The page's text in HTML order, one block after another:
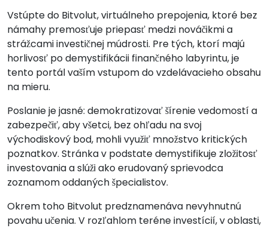
Vstúpte do Bitvolut, virtuálneho prepojenia, ktoré bez
námahy premosťuje priepasť medzi nováčikmi a
strážcami investičnej múdrosti. Pre tých, ktorí majú
horlivosť po demystifikácii finančného labyrintu, je
tento portál vaším vstupom do vzdelávacieho obsahu
na mieru.
Poslanie je jasné: demokratizovať šírenie vedomostí a
zabezpečiť, aby všetci, bez ohľadu na svoj
východiskový bod, mohli využiť množstvo kritických
poznatkov. Stránka v podstate demystifikuje zložitosť
investovania a slúži ako erudovaný sprievodca
zoznamom oddaných špecialistov.
Okrem toho Bitvolut predznamenáva nevyhnutnú
povahu učenia. V rozľahlom teréne investícií, v oblasti,